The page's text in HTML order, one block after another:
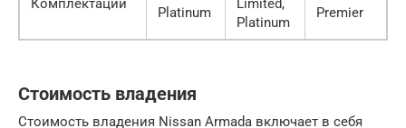
Комплектации
Platinum
Limited,
Platinum
Premier
Стоимость владения
Стоимость владения Nissan Armada включает в себя